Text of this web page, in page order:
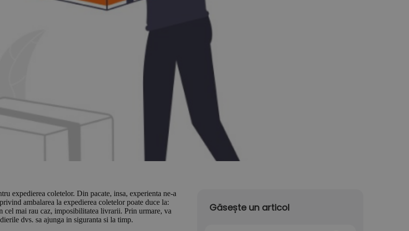
expedierea coletelor. Din pacate, insa, experienta ne-a
ambalarea la expedierea coletelor poate duce la:
cel mai rau caz, imposibilitatea livrarii. Prin urmare, va
dvs. sa ajunga in siguranta si la timp.
Găsește un articol